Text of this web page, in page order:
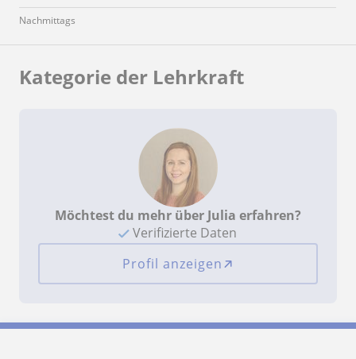
Nachmittags
Kategorie der Lehrkraft
Möchtest du mehr über Julia erfahren?
Verifizierte Daten
Profil anzeigen